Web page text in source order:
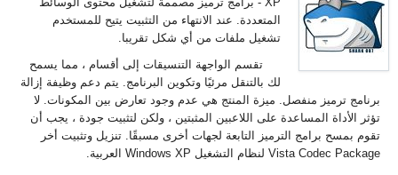
المتعددة. عند الانتهاء من التثبيت يتيح للمستخدم
تشغيل ملفات من أي شكل تقريبا.
تقسم الواجهة التنسيقات إلى أقسام ، مما يسمح
لك بالتنقل مرئيًا وتكوين البرنامج. يتم دعم وظيفة إزالة
برنامج ترميز منفصل. ميزة المنتج هي عدم وجود تعارض بين المكونات. لا
تؤثر الأداة المساعدة على اللاعبين المثبتين ، ولكن لتثبيت جودة ، يجب أن
تقوم بمسح برامج الترميز التابعة لجهات أخرى مسبقًا. تنزيل وتثبيت أخر
Vista Codec Package لنظام التشغيل Windows XP العربية.